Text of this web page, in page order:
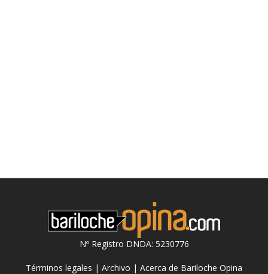
Nº Registro DNDA: 5230776
Términos legales | Archivo | Acerca de Bariloche Opina